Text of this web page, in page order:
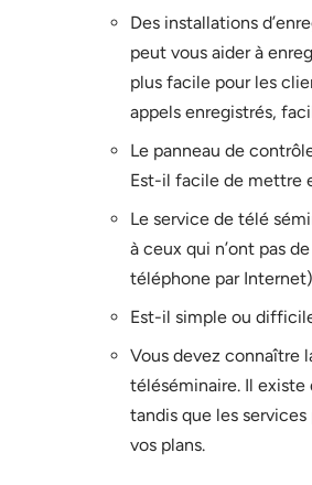
Des installations
peut vous aider à
plus facile pour les
appels enregistrés,
Le panneau de
Est-il facile de mettre
Le service de télé
à ceux qui n’ont pas
téléphone par
Est-il simple ou
Vous devez connaître
téléséminaire. Il
tandis que les
vos plans.